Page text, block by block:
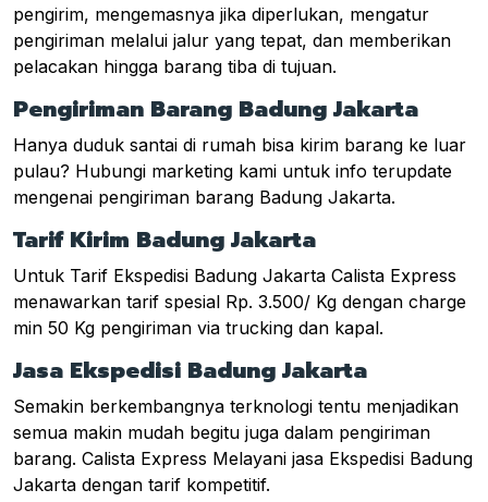
pengirim, mengemasnya jika diperlukan, mengatur
pengiriman melalui jalur yang tepat, dan memberikan
pelacakan hingga barang tiba di tujuan.
Pengiriman Barang Badung Jakarta
Hanya duduk santai di rumah bisa kirim barang ke luar
pulau? Hubungi marketing kami untuk info terupdate
mengenai pengiriman barang Badung Jakarta.
Tarif Kirim Badung Jakarta
Untuk Tarif Ekspedisi Badung Jakarta Calista Express
menawarkan tarif spesial Rp. 3.500/ Kg dengan charge
min 50 Kg pengiriman via trucking dan kapal.
Jasa Ekspedisi Badung Jakarta
Semakin berkembangnya terknologi tentu menjadikan
semua makin mudah begitu juga dalam pengiriman
barang. Calista Express Melayani jasa Ekspedisi Badung
Jakarta dengan tarif kompetitif.